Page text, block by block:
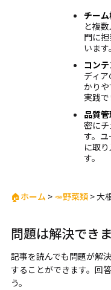
チー
と複
門に
います。
コン
ディ
かり
実践で
品質
密に
す。
に取
す。
🏠ホーム > 🥕野菜類 >大
問題は解決でき
記事を読んでも問題が解
することができます。回
う。